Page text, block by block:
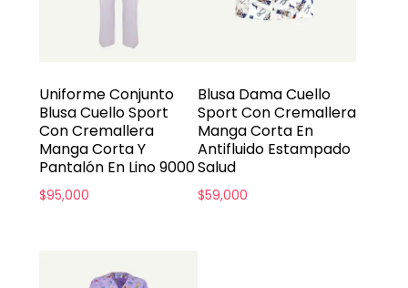
Uniforme Conjunto
Blusa Cuello Sport
Con Cremallera
Manga Corta Y
Pantalón En Lino 9000
$95,000
Blusa Dama Cuello
Sport Con Cremallera
Manga Corta En
Antifluido Estampado
Salud
$59,000